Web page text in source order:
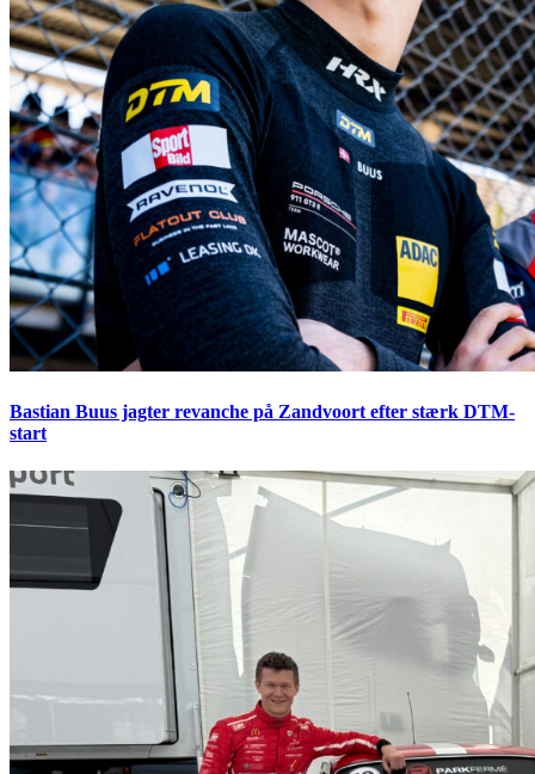
Bastian Buus jagter revanche på Zandvoort efter stærk DTM-
start